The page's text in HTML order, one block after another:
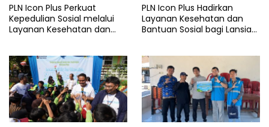
PLN Icon Plus Perkuat
Kepedulian Sosial melalui
Layanan Kesehatan dan
PLN Icon Plus Hadirkan
Layanan Kesehatan dan
Bantuan Sosial bagi Lansia